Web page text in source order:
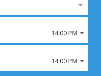
14:00 PM
14:00 PM